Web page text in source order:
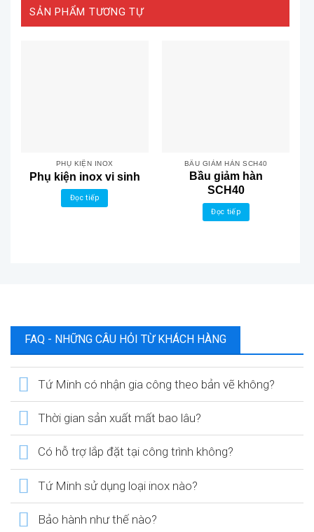
SẢN PHẨM TƯƠNG TỰ
PHỤ KIỆN INOX
Phụ kiện inox vi sinh
Đọc tiếp
BẦU GIẢM HÀN SCH40
Bầu giảm hàn
SCH40
Đọc tiếp
FAQ - NHỮNG CÂU HỎI TỪ KHÁCH HÀNG
Tứ Minh có nhận gia công theo bản vẽ không?
Thời gian sản xuất mất bao lâu?
Có hỗ trợ lắp đặt tại công trình không?
Tứ Minh sử dụng loại inox nào?
Bảo hành như thế nào?